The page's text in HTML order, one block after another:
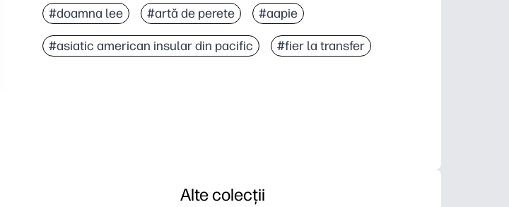
Obțineți un decor instantaneu de imprimare și agățare - descărcați,
Arta calmantă vă ajută sala de clasă sau camera de zi să se simtă senină
Prompt de învățare încorporat - declanșează conversații despre
#doamna lee #artă de perete #aapie
#asiatic american insular din pacific #fier la transfer
Alte colecții